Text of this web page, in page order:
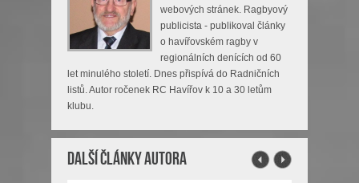
webových stránek. Ragbyový
publicista - publikoval články
o havířovském ragby v
regionálních denících od 60
let minulého století. Dnes přispívá do Radničních
listů. Autor ročenek RC Havířov k 10 a 30 letům
klubu.
Další články autora